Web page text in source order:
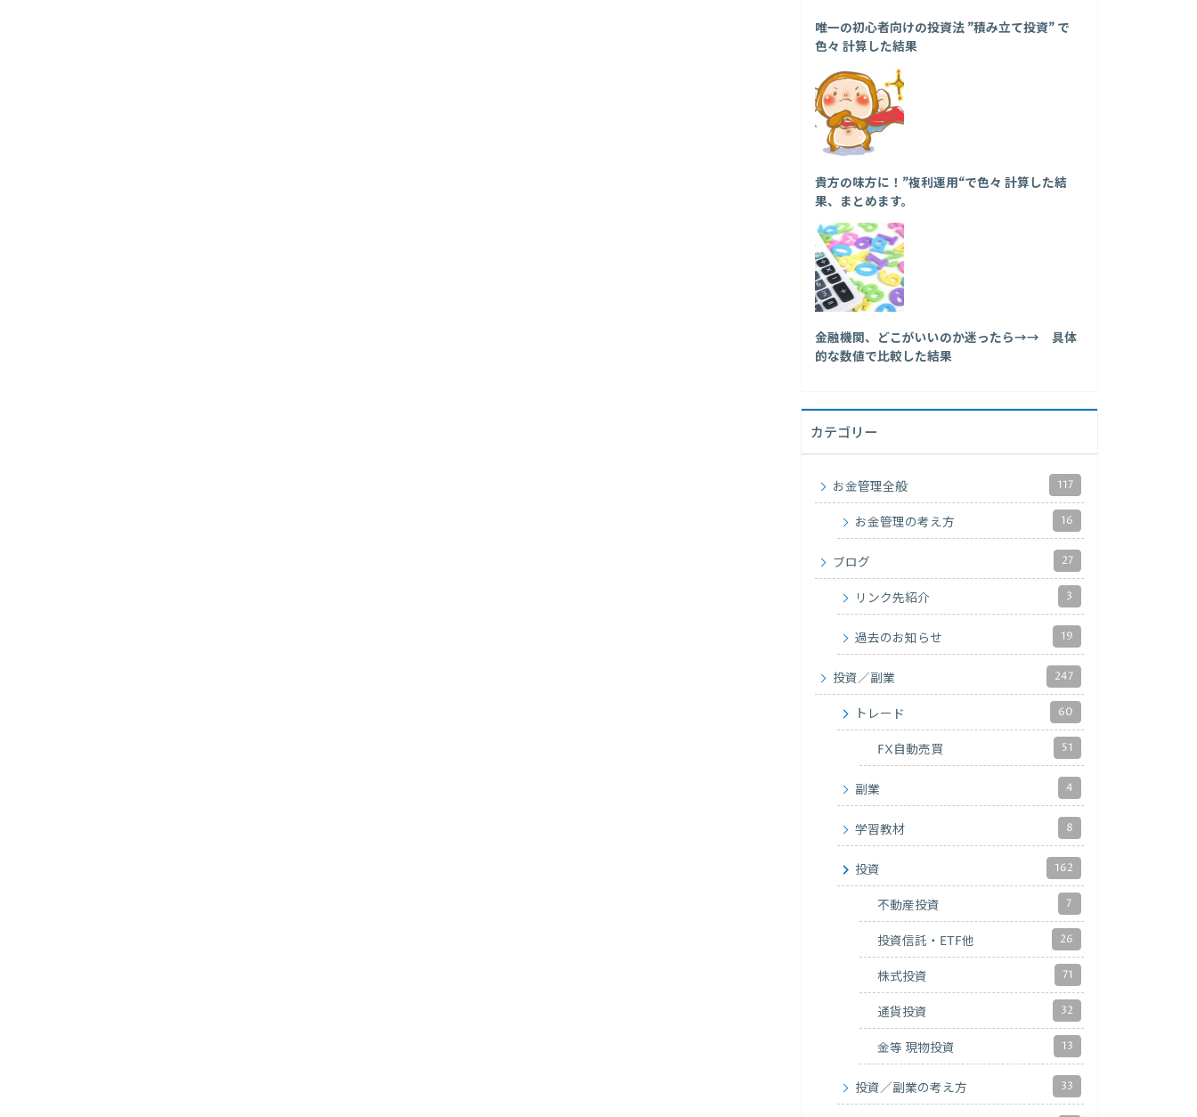
唯一の初心者向けの投資法 ”積み立て投資” で
色々 計算した結果
貴方の味方に！”複利運用“で色々 計算した結
果、まとめます。
金融機関、どこがいいのか迷ったら→→ 具体
的な数値で比較した結果
カテゴリー
お金管理全般 117
お金管理の考え方 16
ブログ 27
リンク先紹介 3
過去のお知らせ 19
投資／副業 247
トレード 60
FX自動売買 51
副業 4
学習教材 8
投資 162
不動産投資 7
投資信託・ETF他 26
株式投資 71
通貨投資 32
金等 現物投資 13
投資／副業の考え方 33